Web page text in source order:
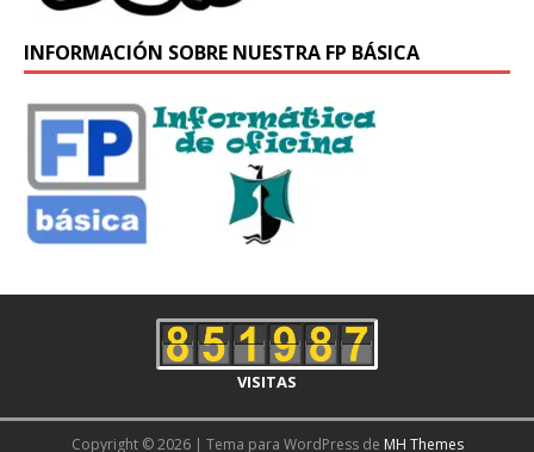
INFORMACIÓN SOBRE NUESTRA FP BÁSICA
VISITAS
Copyright © 2026 | Tema para WordPress de MH Themes